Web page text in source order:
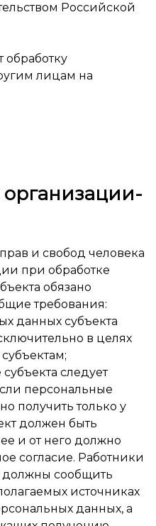
Российской
обработку
лицам на
и свобод человека
при обработке
обязано
требования:
данных субъекта
в целях
следует
персональные
получить только у
должен быть
и от него должно
согласие. Работники
сообщить
источниках
данных, а